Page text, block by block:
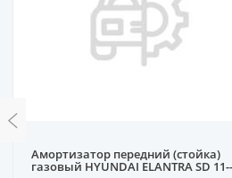
Амортизатор передний (стойка)
газовый HYUNDAI ELANTRA SD